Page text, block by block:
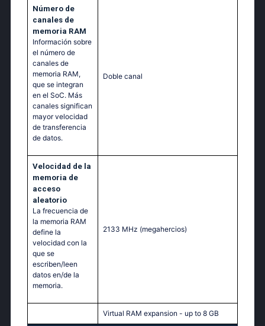
Número de
canales de
memoria RAM
Información sobre
el número de
canales de
memoria RAM,
que se integran
en el SoC. Más
canales significan
mayor velocidad
de transferencia
de datos.
Doble canal
Velocidad de la
memoria de
acceso
aleatorio
La frecuencia de
la memoria RAM
define la
velocidad con la
que se
escriben/leen
datos en/de la
memoria.
2133 MHz (megahercios)
Virtual RAM expansion - up to 8 GB